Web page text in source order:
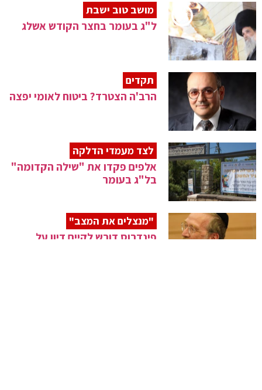
מושב טוב ישבת
ל"ג בעומר בחצר הקודש אשלג
תקדים
הרב'ה הצטרד? ביטוח לאומי יפצה
לצד מעמדי הדלקה
אלפים פקדו את "שילה הקדומה"
בל"ג בעומר
"מנצלים את המצב"
פינדרוס דורש לקיים דיון על